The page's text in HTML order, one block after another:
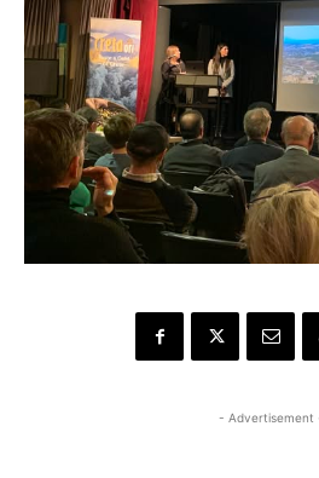
- Advertisement